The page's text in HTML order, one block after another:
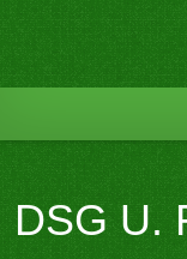
DSG U.